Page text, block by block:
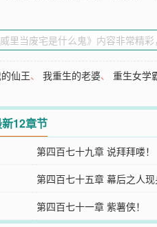
仙王、我重生的老婆、重生女学
12章节
第四百七十九章 说拜拜喽！
第四百七十五章 幕后之人现
第四百七十一章 紫薯侠！